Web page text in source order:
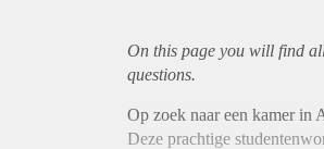
On this page you will find
questions.
Op zoek naar een kamer in
Deze prachtige